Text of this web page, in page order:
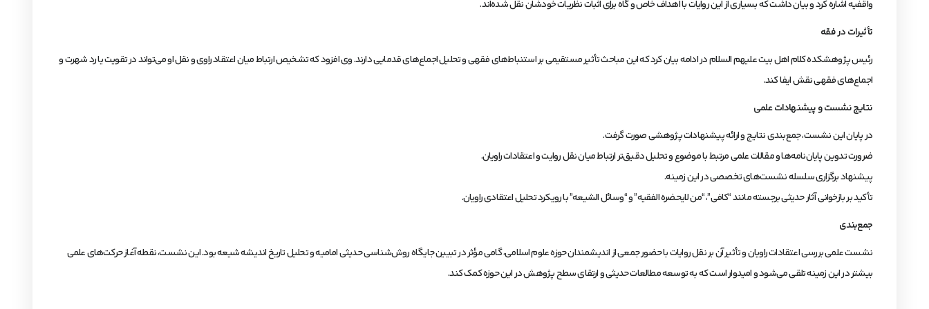
واقفیه اشاره کرد و بیان داشت که بسیاری از این روایات با اهداف خاص و گاه برای اثبات نظریات خودشان نقل شده‌اند.
تأثیرات در فقه
رئیس پژوهشکده کلام اهل بیت علیهم السلام در ادامه بیان کرد که این مباحث تأثیر مستقیمی بر استنباط‌های فقهی و تحلیل اجماع‌های قدمایی دارند. وی افزود که تشخیص ارتباط میان اعتقاد راوی و نقل او می‌تواند در تقویت یا رد شهرت و
اجماع‌های فقهی نقش ایفا کند.
نتایج نشست و پیشنهادات علمی
در پایان این نشست، جمع‌بندی نتایج و ارائه پیشنهادات پژوهشی صورت گرفت.
ضرورت تدوین پایان‌نامه‌ها و مقالات علمی مرتبط با موضوع و تحلیل دقیق‌تر ارتباط میان نقل روایت و اعتقادات راویان.
پیشنهاد برگزاری سلسله نشست‌های تخصصی در این زمینه.
تأکید بر بازخوانی آثار حدیثی برجسته مانند “کافی”، “من لایحضره الفقیه” و “وسائل الشیعه” با رویکرد تحلیل اعتقادی راویان.
جمع‌بندی
نشست علمی بررسی اعتقادات راویان و تأثیر آن بر نقل روایات با حضور جمعی از اندیشمندان حوزه علوم اسلامی، گامی مؤثر در تبیین جایگاه روش‌شناسی حدیثی امامیه و تحلیل تاریخ اندیشه شیعه بود. این نشست، نقطه آغاز حرکت‌های علمی
بیشتر در این زمینه تلقی می‌شود و امیدوار است که به توسعه مطالعات حدیثی و ارتقای سطح پژوهش در این حوزه کمک کند.